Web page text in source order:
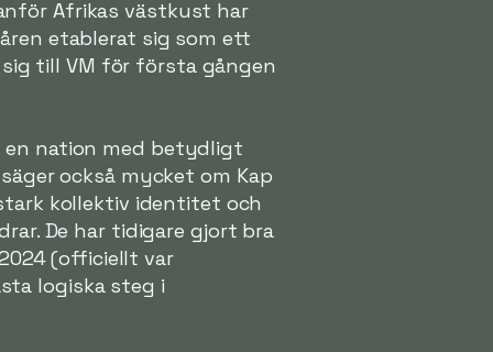
Afrikas västkust har
etablerat sig som ett
till VM för första gången
en nation med betydligt
också mycket om Kap
kollektiv identitet och
De har tidigare gjort bra
(officiellt var
logiska steg i